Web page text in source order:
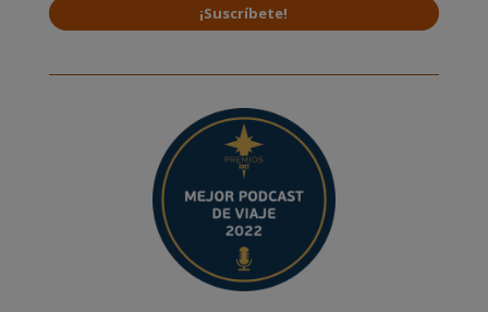
¡Suscríbete!